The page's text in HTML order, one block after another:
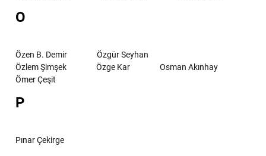
O
Özen B. Demir
Özgür Seyhan
Özlem Şimşek
Özge Kar
Osman Akınhay
Ömer Çeşit
P
Pınar Çekirge